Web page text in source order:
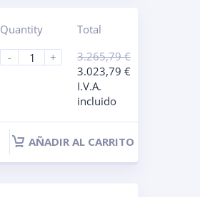
Quantity
-
+
Total
3.265,79€
3.023,79€
I.V.A.
incluido
AÑADIR AL CARRITO